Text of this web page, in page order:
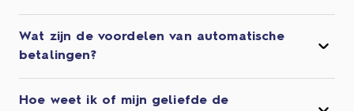
Wat zijn de voordelen van automatische
betalingen?
Hoe weet ik of mijn geliefde de